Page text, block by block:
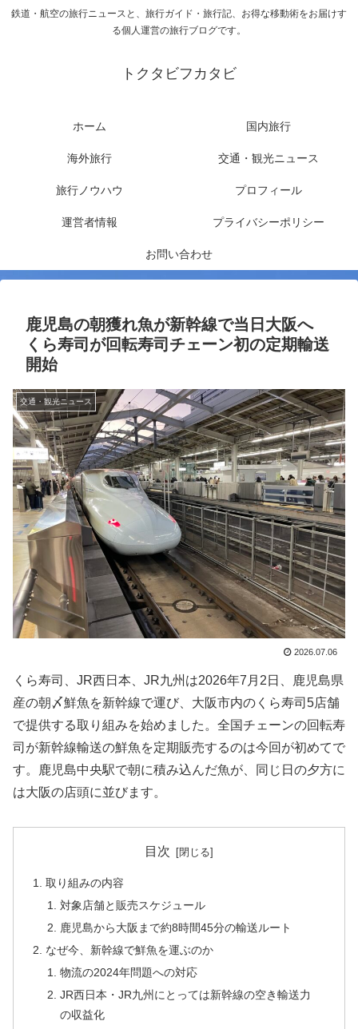
鉄道・航空の旅行ニュースと、旅行ガイド・旅行記、お得な移動術をお届けす
る個人運営の旅行ブログです。
トクタビフカタビ
ホーム 国内旅行
海外旅行 交通・観光ニュース
旅行ノウハウ プロフィール
運営者情報 プライバシーポリシー
お問い合わせ
鹿児島の朝獲れ魚が新幹線で当日大阪へ
くら寿司が回転寿司チェーン初の定期輸送
開始
交通・観光ニュース
2026.07.06
くら寿司、JR西日本、JR九州は2026年7月2日、鹿児島県
産の朝〆鮮魚を新幹線で運び、大阪市内のくら寿司5店舗
で提供する取り組みを始めました。全国チェーンの回転寿
司が新幹線輸送の鮮魚を定期販売するのは今回が初めてで
す。鹿児島中央駅で朝に積み込んだ魚が、同じ日の夕方に
は大阪の店頭に並びます。
目次
取り組みの内容
対象店舗と販売スケジュール
鹿児島から大阪まで約8時間45分の輸送ルート
なぜ今、新幹線で鮮魚を運ぶのか
物流の2024年問題への対応
JR西日本・JR九州にとっては新幹線の空き輸送力
の収益化